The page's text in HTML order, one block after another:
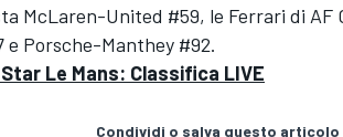
McLaren-United #59, le Ferrari di AF
e Porsche-Manthey #92.
Le Mans: Classifica LIVE
Condividi o salva questo articolo